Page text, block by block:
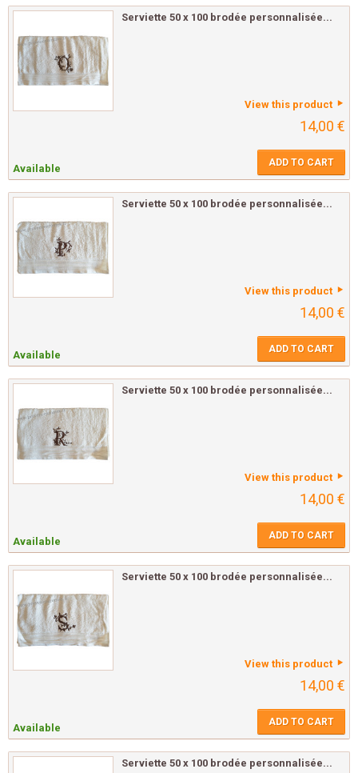
Serviette 50 x 100 brodée personnalisée...
View this product
14,00 €
Available ADD TO CART
Serviette 50 x 100 brodée personnalisée...
View this product
14,00 €
Available ADD TO CART
Serviette 50 x 100 brodée personnalisée...
View this product
14,00 €
Available ADD TO CART
Serviette 50 x 100 brodée personnalisée...
View this product
14,00 €
Available ADD TO CART
Serviette 50 x 100 brodée personnalisée...